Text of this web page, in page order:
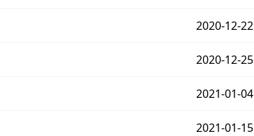
2020-12-22
2020-12-25
2021-01-04
2021-01-15